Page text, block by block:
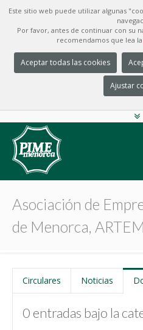
Este sitio web puede utilizar algunas
Por favor, antes de continuar con su
recomendamos que lea la
Aceptar todas las cookies
Ajustar
Asociación de
de Menorca,
Circulares Noticias
0 entradas bajo la